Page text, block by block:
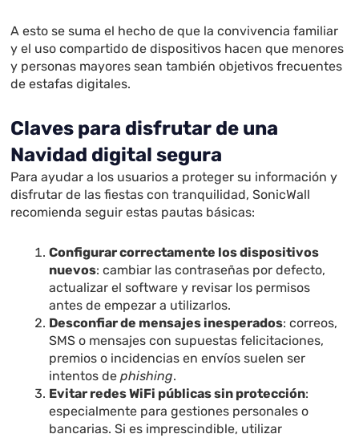
A esto se suma el hecho de que la convivencia familiar
y el uso compartido de dispositivos hacen que menores
y personas mayores sean también objetivos frecuentes
de estafas digitales.
Claves para disfrutar de una
Navidad digital segura
Para ayudar a los usuarios a proteger su información y
disfrutar de las fiestas con tranquilidad, SonicWall
recomienda seguir estas pautas básicas:
Configurar correctamente los dispositivos
nuevos: cambiar las contraseñas por defecto,
actualizar el software y revisar los permisos
antes de empezar a utilizarlos.
Desconfiar de mensajes inesperados: correos,
SMS o mensajes con supuestas felicitaciones,
premios o incidencias en envíos suelen ser
intentos dephishing.
Evitar redes WiFi públicas sin protección:
especialmente para gestiones personales o
bancarias. Si es imprescindible, utilizar